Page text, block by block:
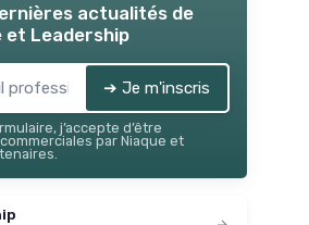
d'apprentissage avancés
4,2/5 — 75 avis
l'offre
actualités de
et Leadership
➔ Je m'inscris
j’accepte d’être
par Niaque et